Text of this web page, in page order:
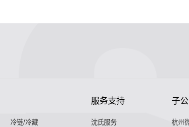
冷链/冷藏
服务支持
沈氏服务
子
杭州